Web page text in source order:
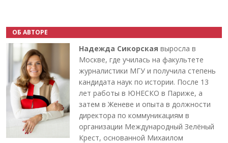
ОБ АВТОРЕ
Надежда Сикорская выросла в
Москве, где училась на факультете
журналистики МГУ и получила степень
кандидата наук по истории. После 13
лет работы в ЮНЕСКО в Париже, а
затем в Женеве и опыта в должности
директора по коммуникациям в
организации Международный Зелёный
Крест, основанной Михаилом